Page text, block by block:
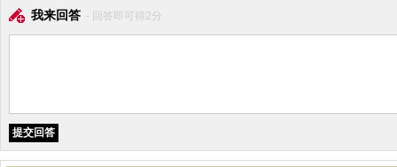
我来回答 - 回答即可得2分